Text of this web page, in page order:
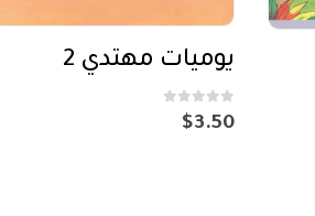
يوميات مهتدي 2
0
out of 5
$3.50